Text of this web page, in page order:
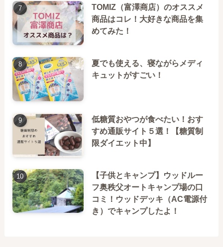
TOMIZ（富澤商店）のオススメ
商品はコレ！大好きな商品を集
めてみた！
夏でも使える、寝ながらメディ
キュットがすごい！
低糖質おやつが食べたい！おす
すめ通販サイト５選！【糖質制
限ダイエット中】
【子供とキャンプ】ウッドルー
フ奥秩父オートキャンプ場の口
コミ！ウッドデッキ（AC電源付
き）でキャンプしたよ！